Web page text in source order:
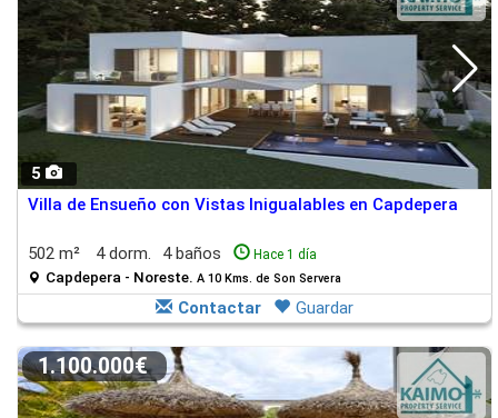
5
Villa de Ensueño con Vistas Inigualables en Capdepera
502 m² 4 dorm. 4 baños Hace 1 día
Capdepera - Noreste. A 10 Kms. de Son Servera
Contactar Guardar
1.100.000€